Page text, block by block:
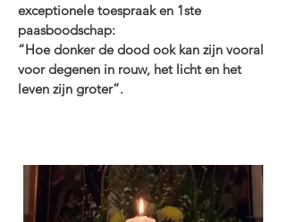
exceptionele toespraak en 1ste
paasboodschap:
“Hoe donker de dood ook kan zijn vooral
voor degenen in rouw, het licht en het
leven zijn groter”.